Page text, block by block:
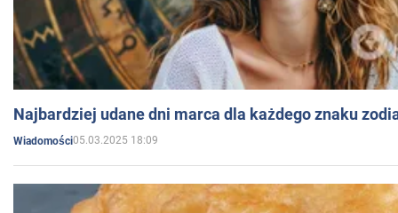
Najbardziej udane dni marca dla każdego znaku
Wiadomości05.03.2025 18:09